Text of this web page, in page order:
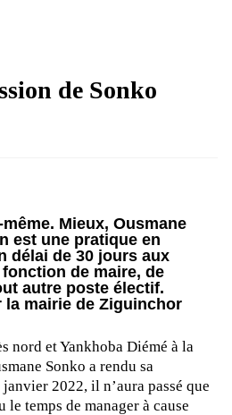
de Sonko
Mieux, Ousmane
est une pratique en
délai de 30 jours aux
de maire, de
autre poste électif.
mairie de Ziguinchor
nord et Yankhoba Diémé à la
Sonko a rendu sa
2022, il n’aura passé que
temps de manager à cause